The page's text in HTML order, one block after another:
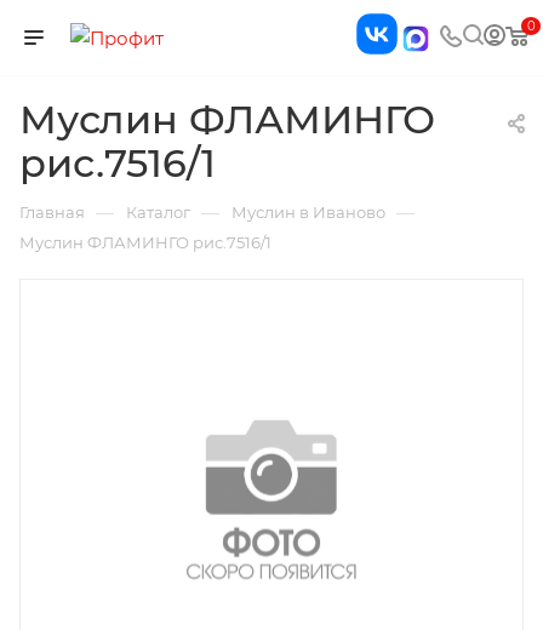
0
Муслин ФЛАМИНГО
рис.7516/1
Главная — Каталог — Муслин в Иваново —
Муслин ФЛАМИНГО рис.7516/1